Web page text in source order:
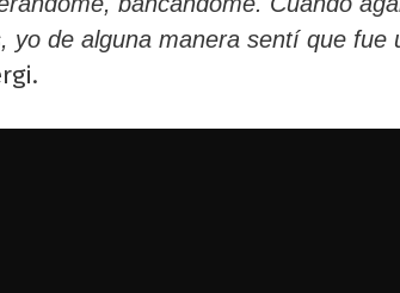
yo de alguna manera sentí que fue